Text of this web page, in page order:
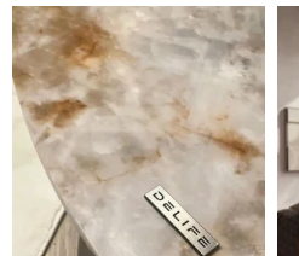
DELIFE – Nábytek, který